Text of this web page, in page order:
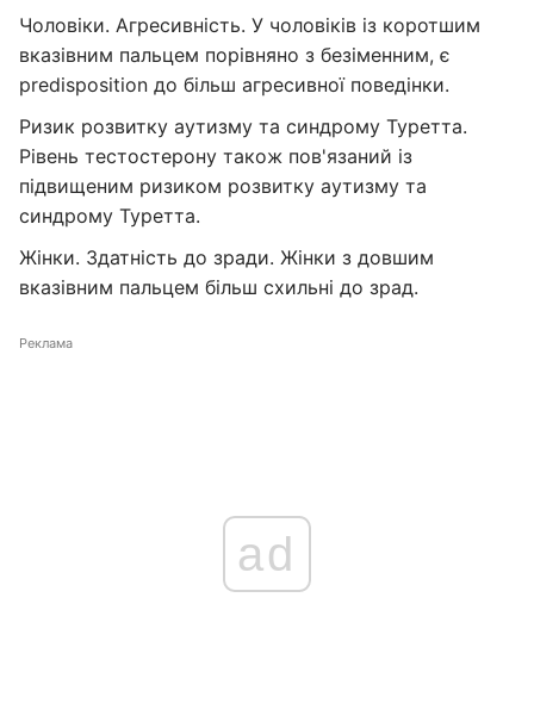
Чоловіки. Агресивність. У чоловіків із коротшим
вказівним пальцем порівняно з безіменним, є
predisposition до більш агресивної поведінки.
Ризик розвитку аутизму та синдрому Туретта.
Рівень тестостерону також пов'язаний із
підвищеним ризиком розвитку аутизму та
синдрому Туретта.
Жінки. Здатність до зради. Жінки з довшим
вказівним пальцем більш схильні до зрад.
Реклама
ad